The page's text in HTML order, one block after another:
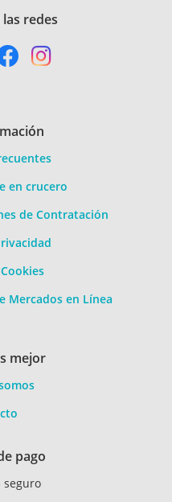
redes
en crucero
de Contratación
Mercados en Línea
mejor
pago
seguro